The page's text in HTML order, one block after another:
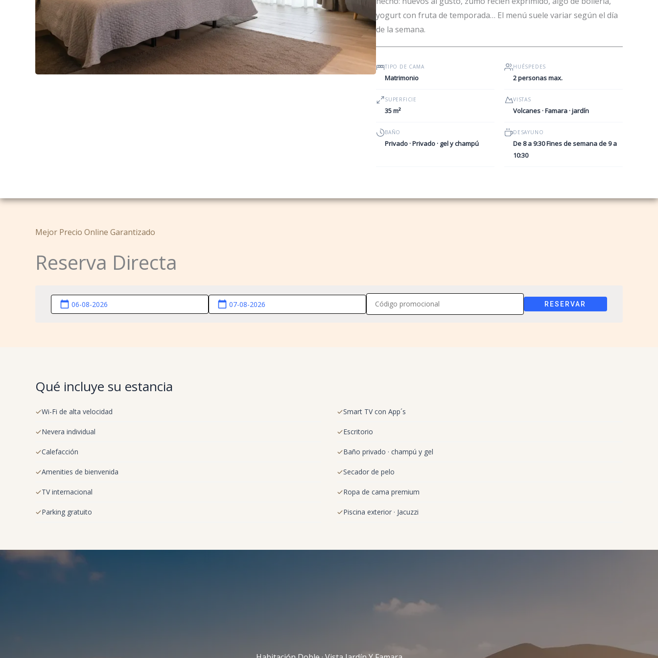
yogurt con fruta de temporada… El menú suele variar según el día
de la semana.
TIPO DE CAMA
Matrimonio
HUÉSPEDES
2 personas max.
SUPERFICIE
35 m²
VISTAS
Volcanes · Famara · jardín
BAÑO
Privado · Privado · gel y champú
DESAYUNO
De 8 a 9:30 Fines de semana de 9 a
10:30
Mejor Precio Online Garantizado
Reserva Directa
calendar_today calendar_today RESERVAR
Qué incluye su estancia
Wi-Fi de alta velocidad Smart TV con App´s
Nevera individual Escritorio
Calefacción Baño privado · champú y gel
Amenities de bienvenida Secador de pelo
TV internacional Ropa de cama premium
Parking gratuito Piscina exterior · Jacuzzi